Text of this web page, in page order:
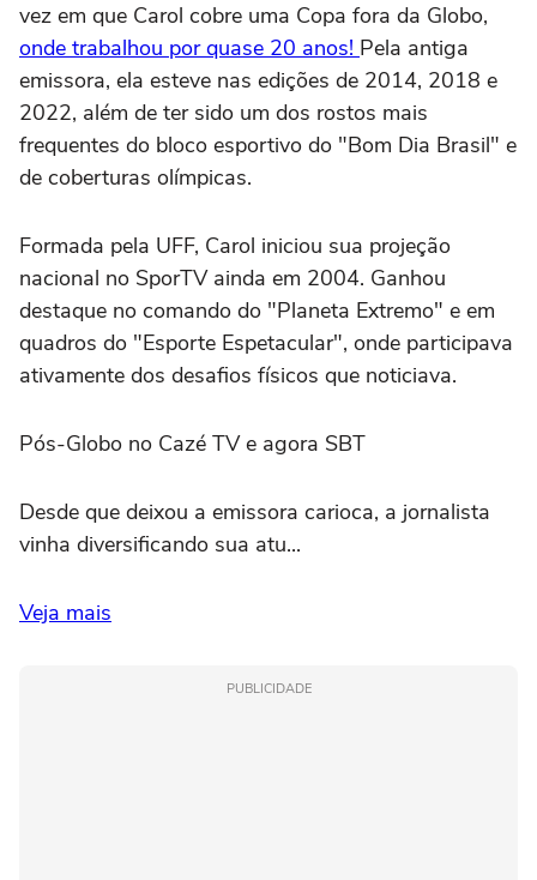
vez em que Carol cobre uma Copa fora da Globo,
onde trabalhou por quase 20 anos! Pela antiga
emissora, ela esteve nas edições de 2014, 2018 e
2022, além de ter sido um dos rostos mais
frequentes do bloco esportivo do "Bom Dia Brasil" e
de coberturas olímpicas.
Formada pela UFF, Carol iniciou sua projeção
nacional no SporTV ainda em 2004. Ganhou
destaque no comando do "Planeta Extremo" e em
quadros do "Esporte Espetacular", onde participava
ativamente dos desafios físicos que noticiava.
Pós-Globo no Cazé TV e agora SBT
Desde que deixou a emissora carioca, a jornalista
vinha diversificando sua atu...
Veja mais
PUBLICIDADE